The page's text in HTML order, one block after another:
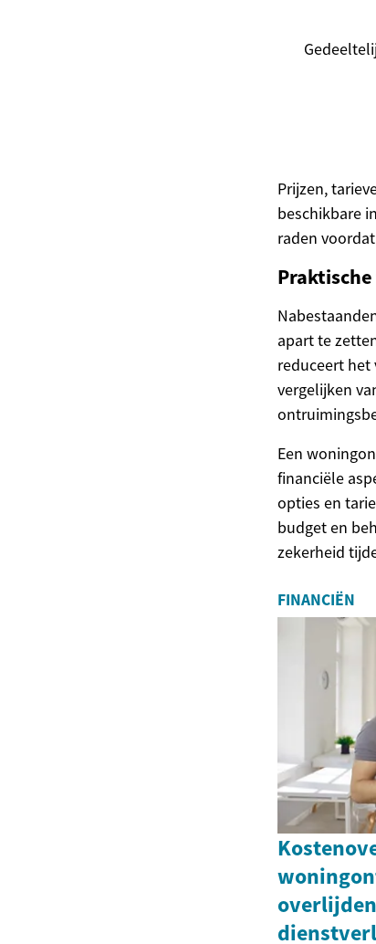
Prijzen,
beschikbare
raden
apart te
reduceert het
vergelijken
Een
financiële
opties en
budget en
zekerheid
FINANCIËN